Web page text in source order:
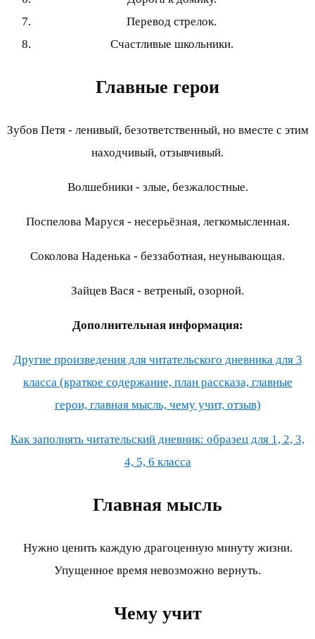
Перевод стрелок.
Счастливые школьники.
Главные герои
Зубов Петя - ленивый, безответственный, но вместе с этим
находчивый, отзывчивый.
Волшебники - злые, безжалостные.
Поспелова Маруся - несерьёзная, легкомысленная.
Соколова Наденька - беззаботная, неунывающая.
Зайцев Вася - ветреный, озорной.
Дополнительная информация:
Другие произведения для читательского дневника для 3
класса (краткое содержание, план рассказа, главные
герои, главная мысль, чему учит, отзыв)
Как заполнять читательский дневник: образец для 1, 2, 3,
4, 5, 6 класса
Главная мысль
Нужно ценить каждую драгоценную минуту жизни.
Упущенное время невозможно вернуть.
Чему учит